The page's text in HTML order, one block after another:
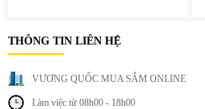
THÔNG TIN LIÊN HỆ
VƯƠNG QUỐC MUA SẮM ONLINE
Làm việc từ 08h00 - 18h00